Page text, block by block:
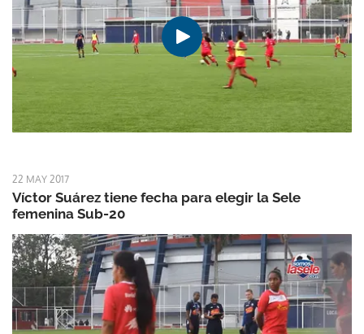
22 MAY 2017
Víctor Suárez tiene fecha para elegir la Sele
femenina Sub-20